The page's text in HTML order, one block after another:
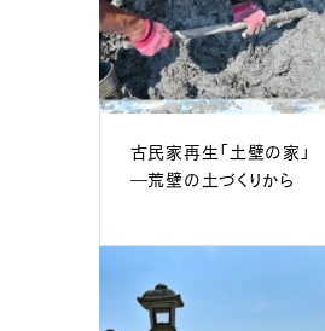
古民家再生「土壁の家」
―荒壁の土づくりから